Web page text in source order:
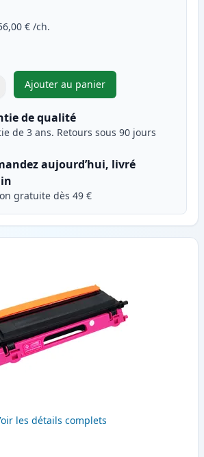
€ /ch.
pour ajuster
Ajouter au panier
,Brother TN135C (TN130C)
de qualité
de 3 ans. Retours sous 90 jours
aujourd’hui, livré
gratuite dès 49 €
les détails complets